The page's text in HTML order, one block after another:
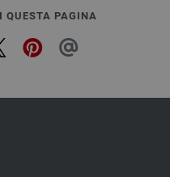
QUESTA PAGINA